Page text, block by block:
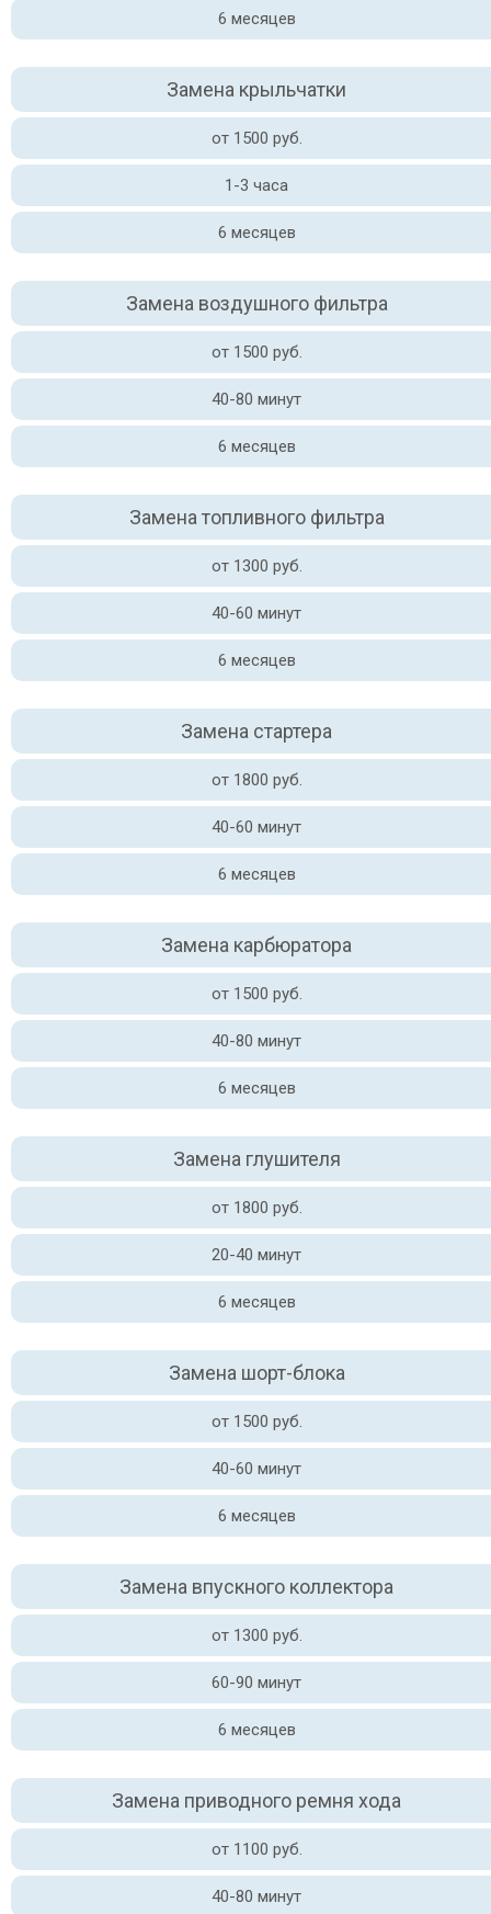
6 месяцев
Замена крыльчатки
от 1500 руб.
1-3 часа
6 месяцев
Замена воздушного фильтра
от 1500 руб.
40-80 минут
6 месяцев
Замена топливного фильтра
от 1300 руб.
40-60 минут
6 месяцев
Замена стартера
от 1800 руб.
40-60 минут
6 месяцев
Замена карбюратора
от 1500 руб.
40-80 минут
6 месяцев
Замена глушителя
от 1800 руб.
20-40 минут
6 месяцев
Замена шорт-блока
от 1500 руб.
40-60 минут
6 месяцев
Замена впускного коллектора
от 1300 руб.
60-90 минут
6 месяцев
Замена приводного ремня хода
от 1100 руб.
40-80 минут